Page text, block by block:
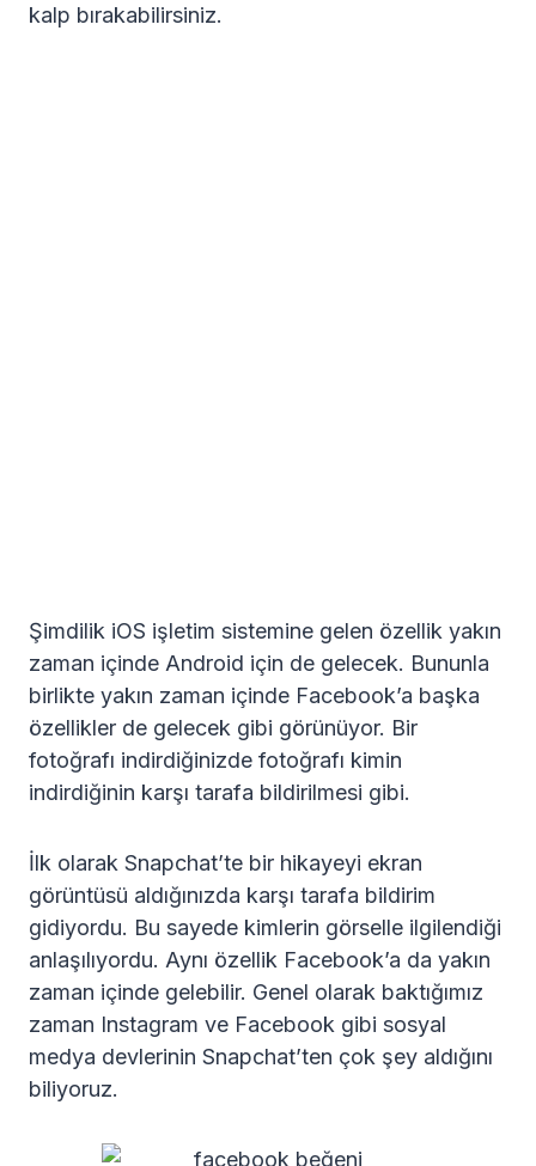
kalp bırakabilirsiniz.
Şimdilik iOS işletim sistemine gelen özellik yakın
zaman içinde Android için de gelecek. Bununla
birlikte yakın zaman içinde Facebook’a başka
özellikler de gelecek gibi görünüyor. Bir
fotoğrafı indirdiğinizde fotoğrafı kimin
indirdiğinin karşı tarafa bildirilmesi gibi.
İlk olarak Snapchat’te bir hikayeyi ekran
görüntüsü aldığınızda karşı tarafa bildirim
gidiyordu. Bu sayede kimlerin görselle ilgilendiği
anlaşılıyordu. Aynı özellik Facebook’a da yakın
zaman içinde gelebilir. Genel olarak baktığımız
zaman Instagram ve Facebook gibi sosyal
medya devlerinin Snapchat’ten çok şey aldığını
biliyoruz.